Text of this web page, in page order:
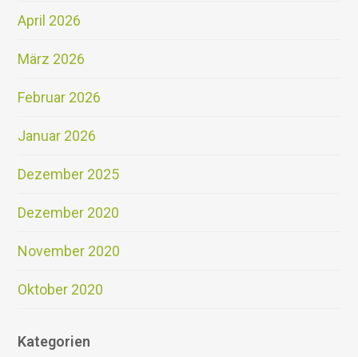
April 2026
März 2026
Februar 2026
Januar 2026
Dezember 2025
Dezember 2020
November 2020
Oktober 2020
Kategorien